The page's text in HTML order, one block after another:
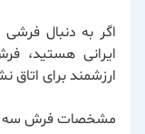
اگر به دنبال
ارزشمند برای اتاق
مشخصات فرش سه